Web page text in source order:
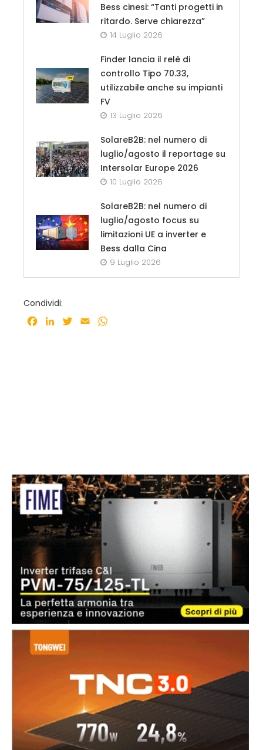
Bess cinesi: “Tanti progetti in
ritardo. Serve chiarezza”
14 Luglio 2026
Finder lancia il relè di
controllo Tipo 70.33,
utilizzabile anche su impianti
FV
13 Luglio 2026
SolareB2B: nel numero di
luglio/agosto il reportage su
Intersolar Europe 2026
10 Luglio 2026
SolareB2B: nel numero di
luglio/agosto focus su
limitazioni UE a inverter e
Bess dalla Cina
9 Luglio 2026
Condividi:
Facebook
LinkedInTwitter
Email